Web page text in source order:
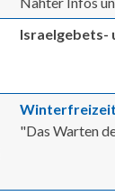
Israelgebets-
Winterfreizeit
"Das Warten